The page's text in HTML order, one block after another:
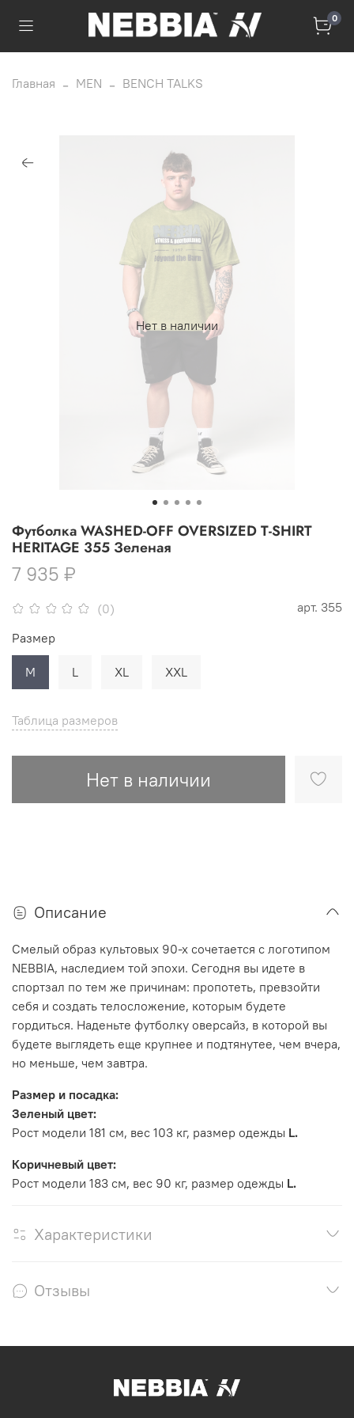
0
Главная MEN BENCH TALKS
Нет в наличии
(0) арт. 355
Футболка WASHED-OFF OVERSIZED T-SHIRT
HERITAGE 355 Зеленая
7 935 ₽
Таблица размеров
Нет в наличии
Размер
M L XL XXL
Описание
Смелый образ культовых 90-х сочетается с логотипом
NEBBIA, наследием той эпохи. Сегодня вы идете в
спортзал по тем же причинам: пропотеть, превзойти
себя и создать телосложение, которым будете
гордиться. Наденьте футболку оверсайз, в которой вы
будете выглядеть еще крупнее и подтянутее, чем вчера,
но меньше, чем завтра.
Размер и посадка:
Зеленый цвет:
Рост модели 181 см, вес 103 кг, размер одежды L.
Коричневый цвет:
Рост модели 183 см, вес 90 кг, размер одежды L.
Характеристики
Отзывы